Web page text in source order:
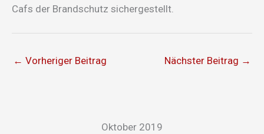
Cafs der Brandschutz sichergestellt.
← Vorheriger Beitrag Nächster Beitrag →
Oktober 2019